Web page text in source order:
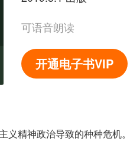
可语音朗读
开通电子书VIP
精神政治导致的种种危机。